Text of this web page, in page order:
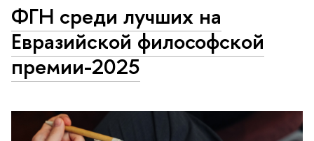
ФГН среди лучших на
Евразийской философской
премии-2025